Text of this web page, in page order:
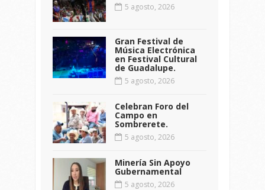
5 agosto, 2026
Gran Festival de
Música Electrónica
en Festival Cultural
de Guadalupe.
5 agosto, 2026
Celebran Foro del
Campo en
Sombrerete.
5 agosto, 2026
Minería Sin Apoyo
Gubernamental
5 agosto, 2026